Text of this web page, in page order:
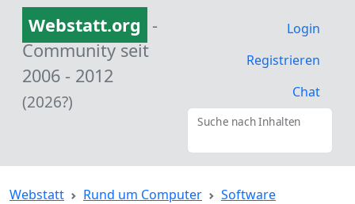
Webstatt.org -
Community seit
2006 - 2012
(2026?)
Login
Registrieren
Chat
Suche nach Inhalten
Webstatt Rund um Computer
Software